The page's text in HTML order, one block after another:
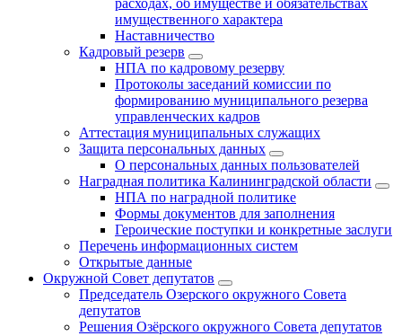
расходах, об имуществе и обязательствах
имущественного характера
Наставничество
Кадровый резерв
НПА по кадровому резерву
Протоколы заседаний комиссии по
формированию муниципального резерва
управленческих кадров
Аттестация муниципальных служащих
Защита персональных данных
О персональных данных пользователей
Наградная политика Калининградской области
НПА по наградной политике
Формы документов для заполнения
Героические поступки и конкретные заслуги
Перечень информационных систем
Открытые данные
Окружной Совет депутатов
Председатель Озерского окружного Совета
депутатов
Решения Озёрского окружного Совета депутатов